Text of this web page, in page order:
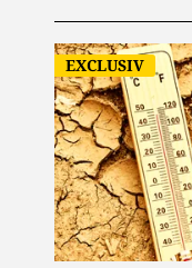
EXCLUSIV